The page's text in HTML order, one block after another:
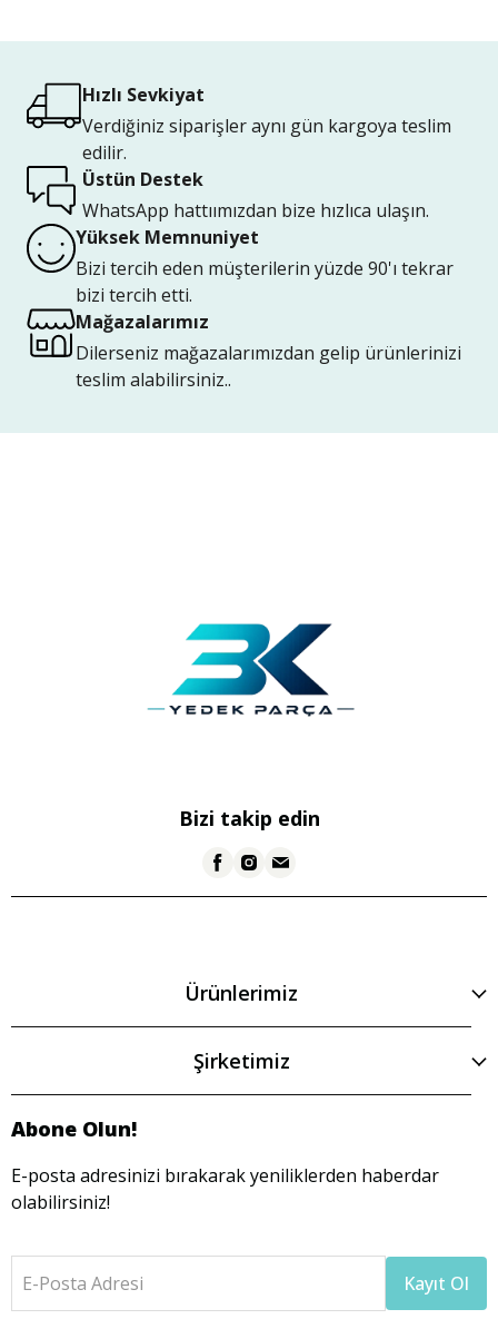
Hızlı Sevkiyat
Verdiğiniz siparişler aynı gün kargoya teslim
edilir.
Üstün Destek
WhatsApp hattıımızdan bize hızlıca ulaşın.
Yüksek Memnuniyet
Bizi tercih eden müşterilerin yüzde 90'ı tekrar
bizi tercih etti.
Mağazalarımız
Dilerseniz mağazalarımızdan gelip ürünlerinizi
teslim alabilirsiniz..
Bizi takip edin
Ürünlerimiz
Şirketimiz
Abone Olun!
E-posta adresinizi bırakarak yeniliklerden haberdar
olabilirsiniz!
E-Posta Adresi Kayıt Ol